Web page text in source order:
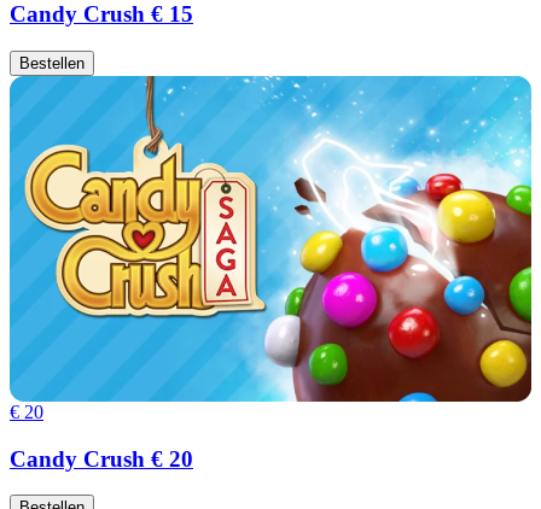
Candy Crush € 15
Bestellen
€ 20
Candy Crush € 20